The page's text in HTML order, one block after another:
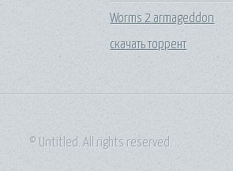
Worms 2 armageddon
скачать торрент
© Untitled. All rights reserved.